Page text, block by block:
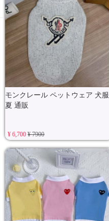
モンクレール ペットウェア 犬服
夏 通販
¥ 6,700¥ 7900